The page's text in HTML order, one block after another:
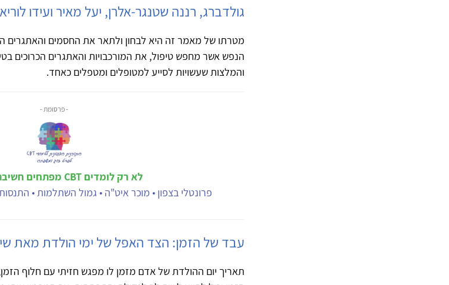
גולדברג, רננה שטנגר-אלרן, יעל מאיר ועידו לוריא
מטרתו של מאמר זה היא לבחון ולתאר את החסמים והאתגרים
הנפש אשר מחפש טיפול, את המורכבויות והאתגרים הכרוכים
והמלצות שעשויות לסייע למטופלים ומטפלים כאחד.
- פרסומת -
לא רק לומדים CBT מפתחים חשיבה קלינית
פרונטלי בצפון • מוכר איט"ה • גמול השתלמות •
עבד של הזמן: הצד האפל של ימי הולדת מאת
תאריך יום ההולדת של אדם מזמן לו מפגש חזיתי עם חלוף